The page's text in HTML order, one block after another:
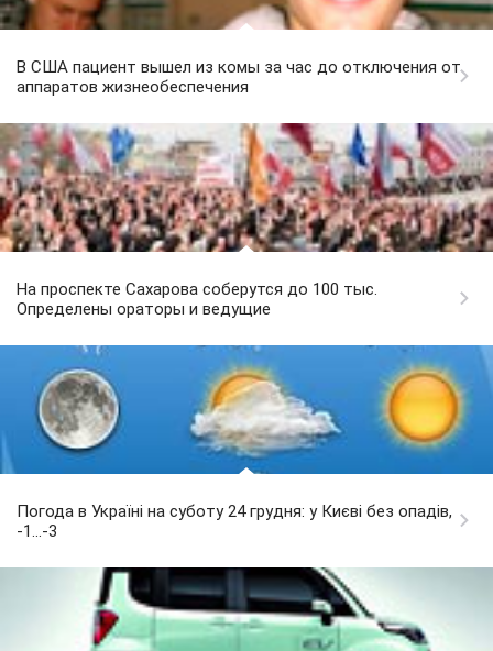
В США пациент вышел из комы за час до отключения от
аппаратов жизнеобеспечения
На проспекте Сахарова соберутся до 100 тыс.
Определены ораторы и ведущие
Погода в Україні на суботу 24 грудня: у Києві без опадів,
-1...-3